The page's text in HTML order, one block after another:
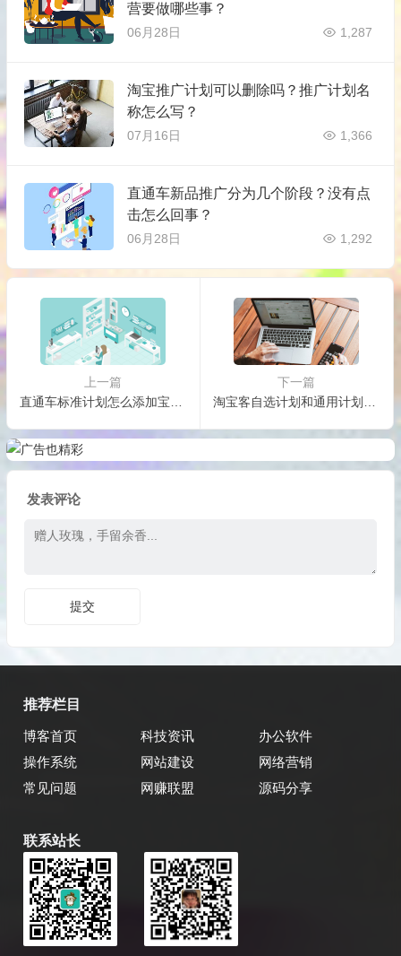
营要做哪些事？
06月28日 1,287
淘宝推广计划可以删除吗？推广计划名
称怎么写？
07月16日 1,366
直通车新品推广分为几个阶段？没有点
击怎么回事？
06月28日 1,292
上一篇
下一篇
发表评论
推荐栏目
博客首页 科技资讯
办公软件
操作系统
网站建设
网络营销
常见问题
网赚联盟 源码分享
联系站长